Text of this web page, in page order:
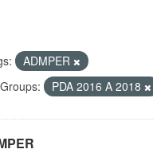
ADMPER
Groups: PDA 2016 A 2018